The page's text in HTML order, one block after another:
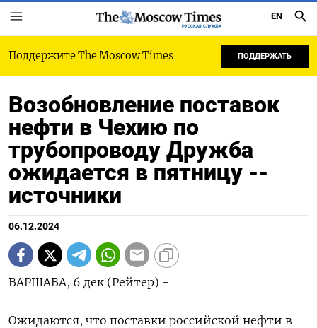
РУССКАЯ СЛУЖБА
EN
Поддержите The Moscow Times ПОДДЕРЖАТЬ
Возобновление поставок
нефти в Чехию по
трубопроводу Дружба
ожидается в пятницу --
источники
06.12.2024
ВАРШАВА, 6 дек (Рейтер) -
Ожидаются, что поставки российской нефти в